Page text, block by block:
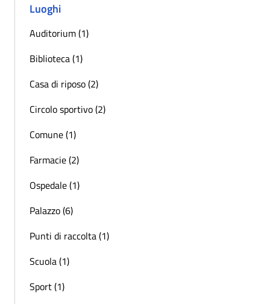
Luoghi
Auditorium (1)
Biblioteca (1)
Casa di riposo (2)
Circolo sportivo (2)
Comune (1)
Farmacie (2)
Ospedale (1)
Palazzo (6)
Punti di raccolta (1)
Scuola (1)
Sport (1)